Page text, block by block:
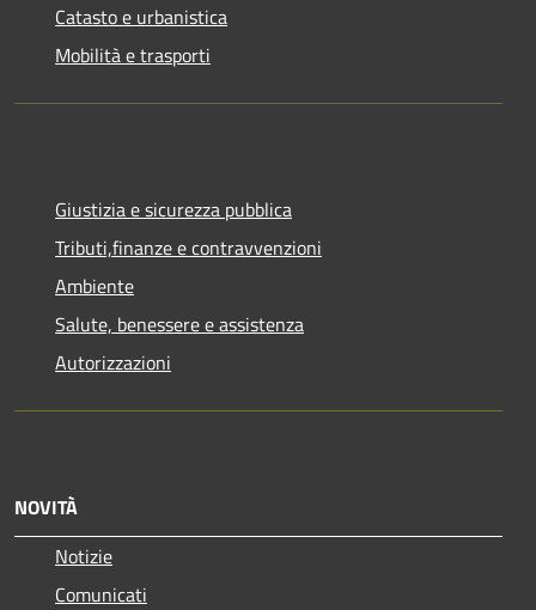
Catasto e urbanistica
Mobilità e trasporti
Giustizia e sicurezza pubblica
Tributi,finanze e contravvenzioni
Ambiente
Salute, benessere e assistenza
Autorizzazioni
NOVITÀ
Notizie
Comunicati